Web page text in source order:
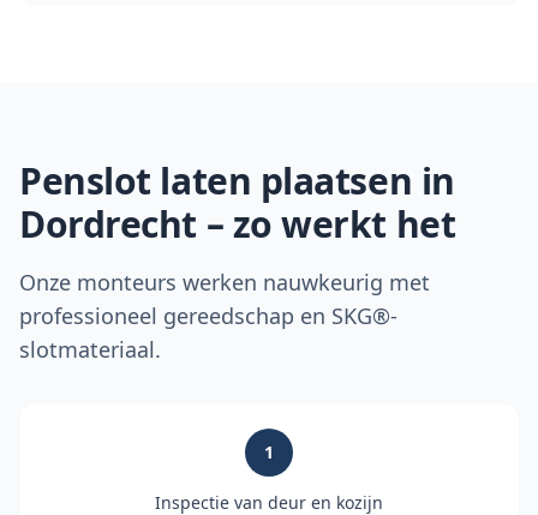
Penslot laten plaatsen in
Dordrecht – zo werkt het
Onze monteurs werken nauwkeurig met
professioneel gereedschap en SKG®-
slotmateriaal.
1
Inspectie van deur en kozijn